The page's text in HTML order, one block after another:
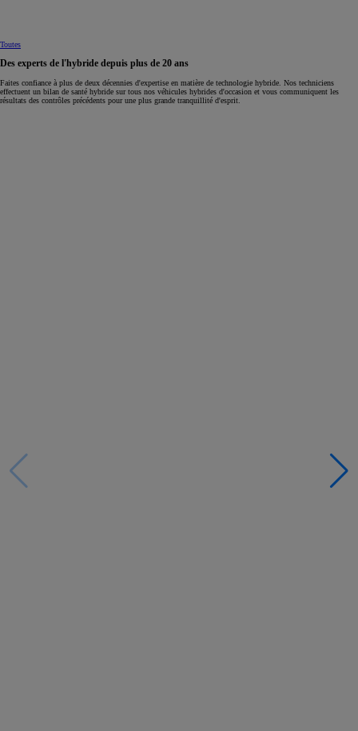
Toutes
Des experts de l'hybride depuis plus de 20 ans
Faites confiance à plus de deux décennies d'expertise en matière de technologie hybride. Nos techniciens
effectuent un bilan de santé hybride sur tous nos véhicules hybrides d'occasion et vous communiquent les
résultats des contrôles précédents pour une plus grande tranquillité d'esprit.